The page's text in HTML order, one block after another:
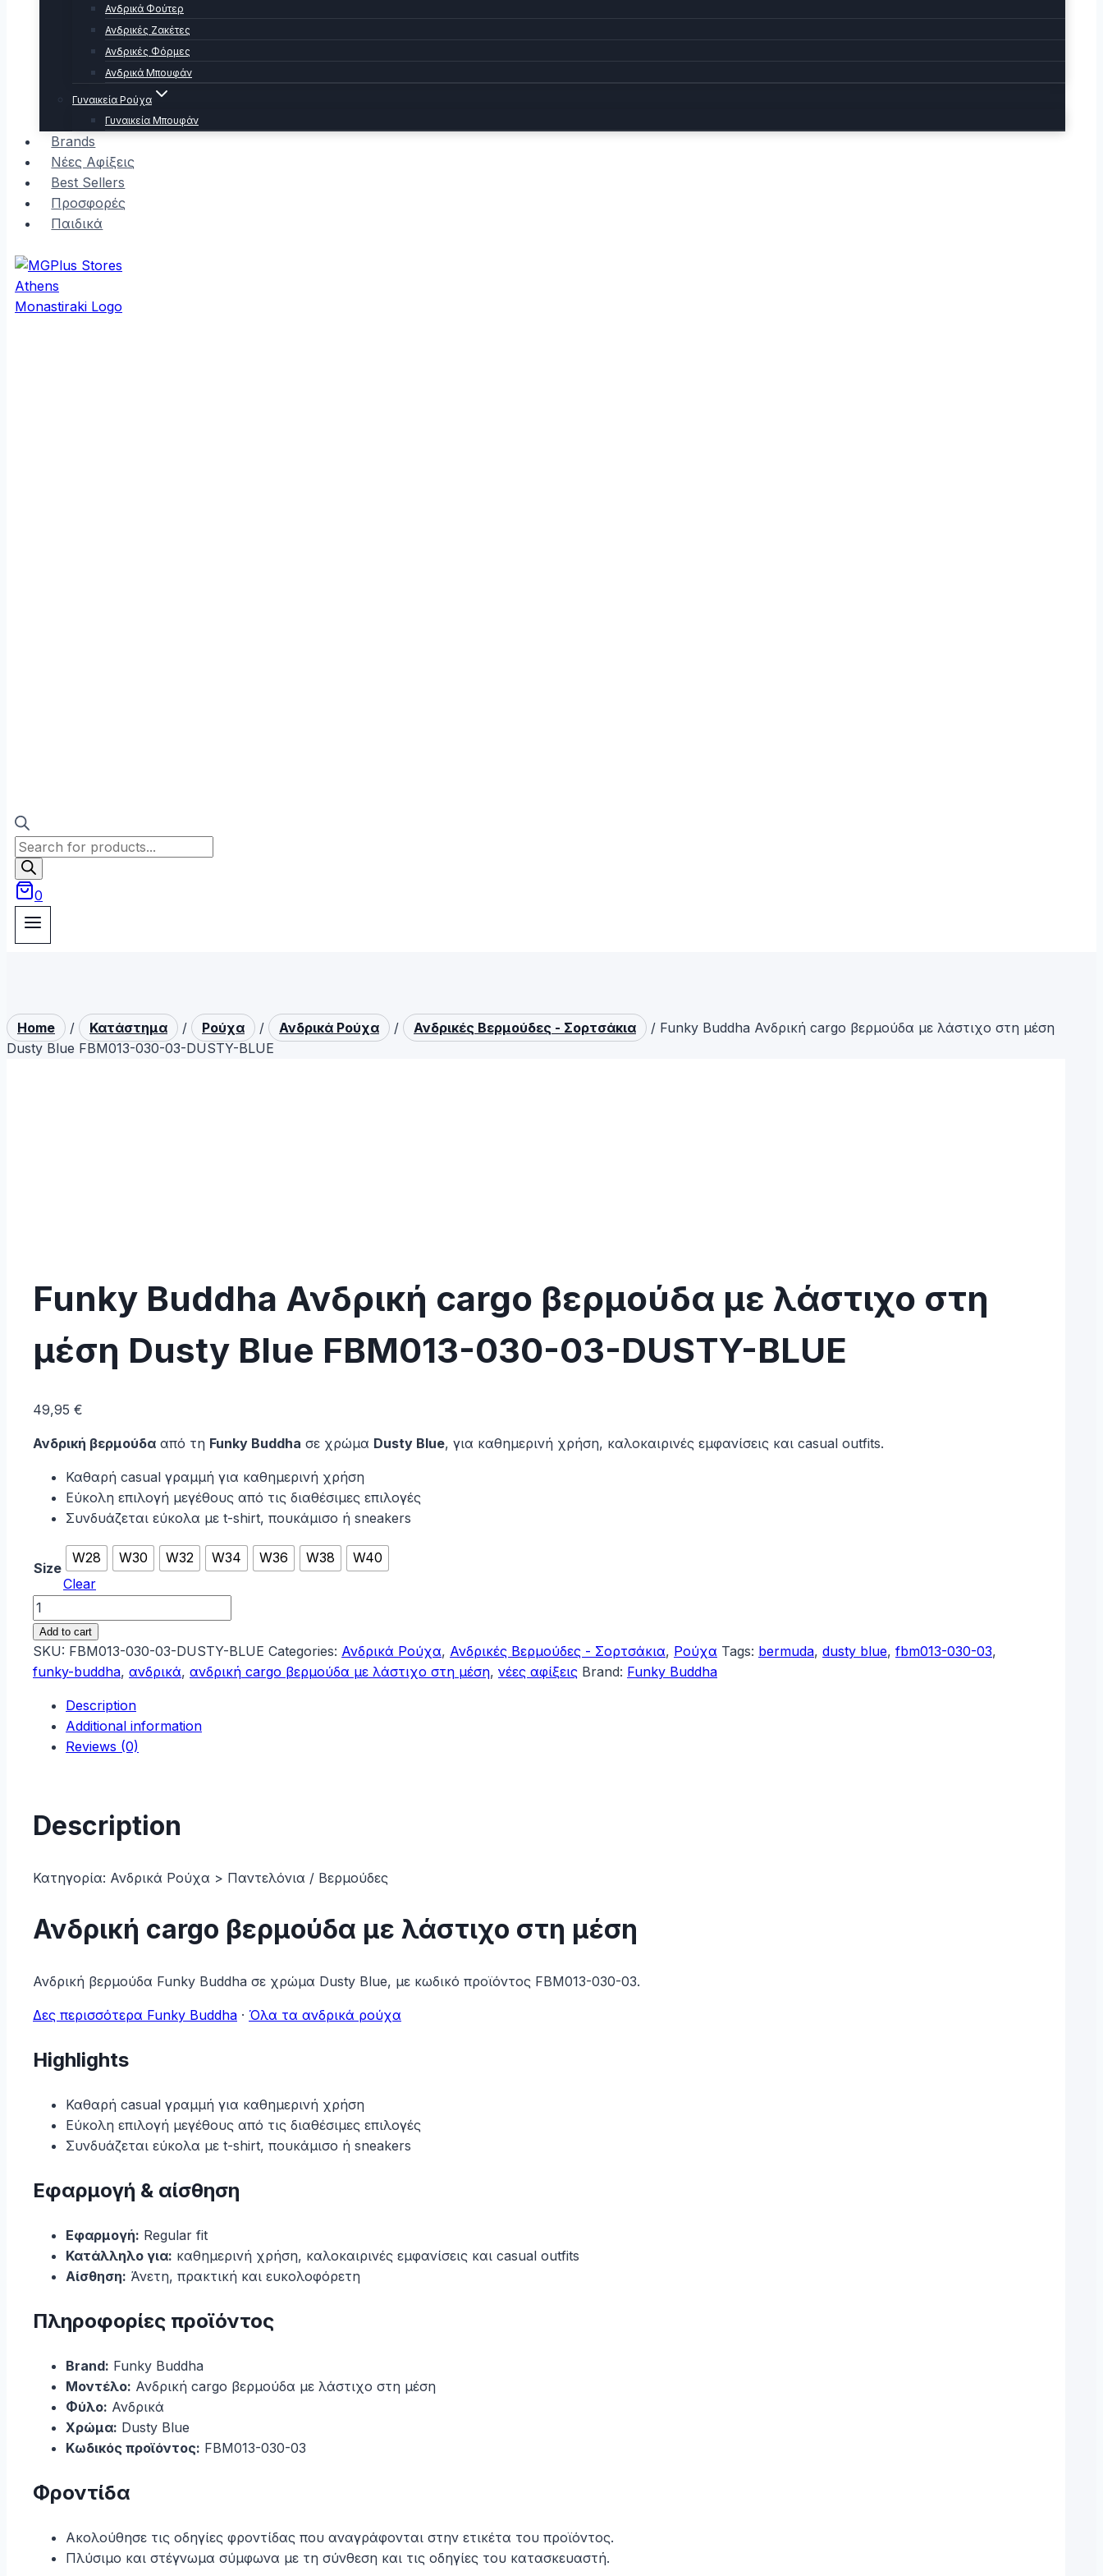
Ανδρικά Φούτερ
Ανδρικές Ζακέτες
Ανδρικές Φόρμες
Ανδρικά Μπουφάν
Γυναικεία Ρούχα
Γυναικεία Μπουφάν
Brands
Νέες Αφίξεις
Best Sellers
Προσφορές
Παιδικά
Products
search
0
Home / Κατάστημα / Ρούχα / Ανδρικά Ρούχα / Ανδρικές Βερμούδες - Σορτσάκια / Funky Buddha Ανδρική cargo βερμούδα με λάστιχο στη μέση
Dusty Blue FBM013-030-03-DUSTY-BLUE
Funky Buddha Ανδρική cargo βερμούδα με λάστιχο στη
μέση Dusty Blue FBM013-030-03-DUSTY-BLUE
49,95 €
Ανδρική βερμούδα από τη Funky Buddha σε χρώμα Dusty Blue, για καθημερινή χρήση, καλοκαιρινές εμφανίσεις και casual outfits.
Καθαρή casual γραμμή για καθημερινή χρήση
Εύκολη επιλογή μεγέθους από τις διαθέσιμες επιλογές
Συνδυάζεται εύκολα με t-shirt, πουκάμισο ή sneakers
Size
W28 W30 W32 W34 W36 W38
W40
Clear
Funky
Buddha
Ανδρική
cargo
λάστιχο
στη
FBM013-
03-
quantity
Add to cart
SKU: FBM013-030-03-DUSTY-BLUE Categories: Ανδρικά Ρούχα, Ανδρικές Βερμούδες - Σορτσάκια, Ρούχα Tags: bermuda, dusty blue, fbm013-030-03,
funky-buddha, ανδρικά, ανδρική cargo βερμούδα με λάστιχο στη μέση, νέες αφίξεις Brand: Funky Buddha
Description
Additional information
Reviews (0)
Description
Κατηγορία: Ανδρικά Ρούχα > Παντελόνια / Βερμούδες
Ανδρική cargo βερμούδα με λάστιχο στη μέση
Ανδρική βερμούδα Funky Buddha σε χρώμα Dusty Blue, με κωδικό προϊόντος FBM013-030-03.
Δες περισσότερα Funky Buddha · Όλα τα ανδρικά ρούχα
Highlights
Καθαρή casual γραμμή για καθημερινή χρήση
Εύκολη επιλογή μεγέθους από τις διαθέσιμες επιλογές
Συνδυάζεται εύκολα με t-shirt, πουκάμισο ή sneakers
Εφαρμογή & αίσθηση
Εφαρμογή: Regular fit
Κατάλληλο για: καθημερινή χρήση, καλοκαιρινές εμφανίσεις και casual outfits
Αίσθηση: Άνετη, πρακτική και ευκολοφόρετη
Πληροφορίες προϊόντος
Brand: Funky Buddha
Μοντέλο: Ανδρική cargo βερμούδα με λάστιχο στη μέση
Φύλο: Ανδρικά
Χρώμα: Dusty Blue
Κωδικός προϊόντος: FBM013-030-03
Φροντίδα
Ακολούθησε τις οδηγίες φροντίδας που αναγράφονται στην ετικέτα του προϊόντος.
Πλύσιμο και στέγνωμα σύμφωνα με τη σύνθεση και τις οδηγίες του κατασκευαστή.